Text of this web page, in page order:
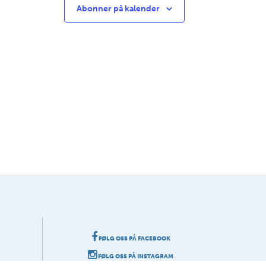
Abonner på kalender
FØLG OSS PÅ FACEBOOK
FØLG OSS PÅ INSTAGRAM